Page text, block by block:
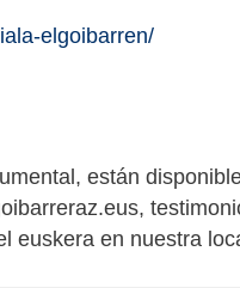
elgoibarren/
están
euskera en nuestra